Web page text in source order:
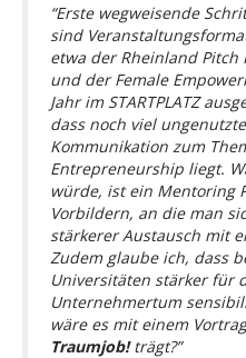
“Erste wegweisende
sind
etwa der Rheinland Pitch
und der Female
Jahr im STARTPLATZ
dass noch viel
Kommunikation zum
Entrepreneurship liegt.
würde, ist ein Mentoring
Vorbildern, an die man
stärkerer Austausch mit
Zudem glaube ich, dass
Universitäten stärker für
Unternehmertum
wäre es mit einem
Traumjob!trägt?”